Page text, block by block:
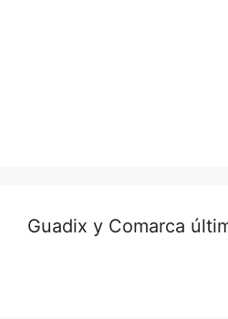
Guadix y Comarca